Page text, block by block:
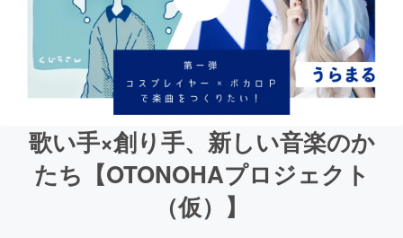
歌い手×創り手、新しい音楽のか
たち【OTONOHAプロジェクト
（仮）】